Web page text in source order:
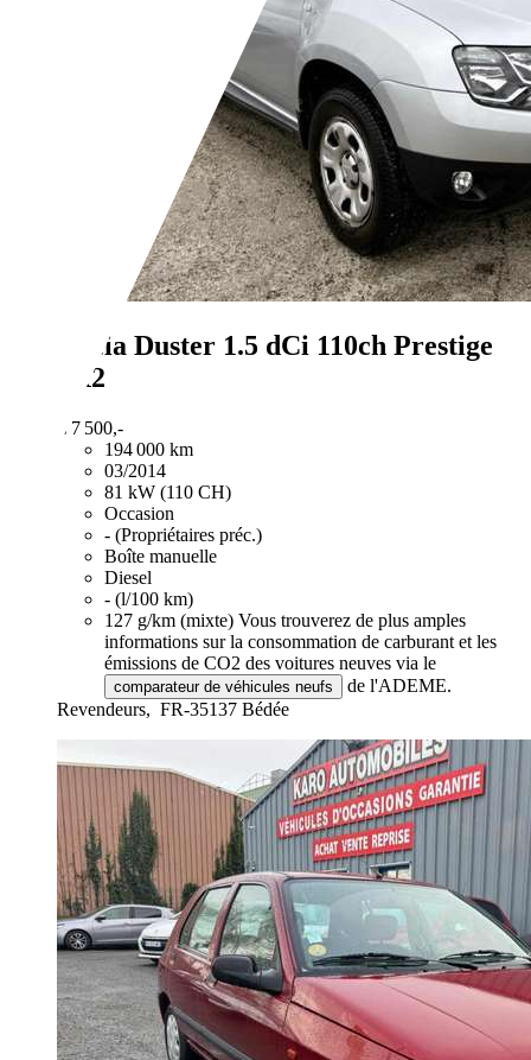
Dacia Duster 1.5 dCi 110ch Prestige
4X2
€ 7 500,-
194 000 km
03/2014
81 kW (110 CH)
Occasion
- (Propriétaires préc.)
Boîte manuelle
Diesel
- (l/100 km)
127 g/km (mixte) Vous trouverez de plus amples
informations sur la consommation de carburant et les
émissions de CO2 des voitures neuves via le
comparateur de véhicules neufs
de l'ADEME.
Revendeurs, FR-35137 Bédée